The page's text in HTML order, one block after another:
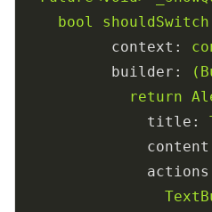
bool
shouldSwitch
context:
builder:
return
title: